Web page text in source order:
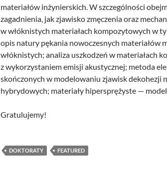
materiałów inżynierskich. W szczególności
zagadnienia, jak zjawisko zmęczenia oraz
w włóknistych materiałach kompozytowych w
opis natury pękania nowoczesnych materiałów
włóknistych; analiza uszkodzeń w materiałach
z wykorzystaniem emisji akustycznej; metoda
skończonych w modelowaniu zjawisk dekohezji
hybrydowych; materiały hipersprężyste —
Gratulujemy!
DOKTORATY FEATURED